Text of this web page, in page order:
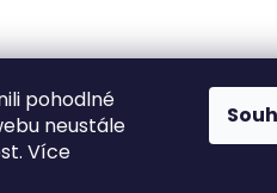
pohodlné
neustále
Více